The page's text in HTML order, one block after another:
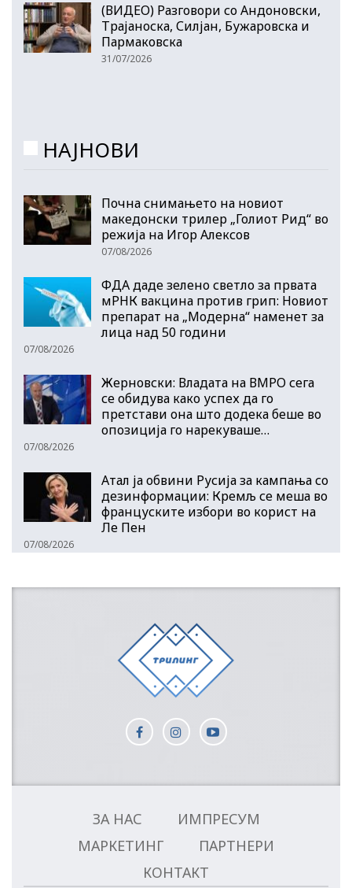
(ВИДЕО) Разговори со Андоновски,
Трајаноска, Силјан, Бужаровска и
Пармаковска
31/07/2026
НАЈНОВИ
Почна снимањето на новиот
македонски трилер „Голиот Рид“ во
режија на Игор Алексов
07/08/2026
ФДА даде зелено светло за првата
мРНК вакцина против грип: Новиот
препарат на „Модерна“ наменет за
лица над 50 години
07/08/2026
Жерновски: Владата на ВМРО сега
се обидува како успех да го
претстави она што додека беше во
опозиција го нарекуваше…
07/08/2026
Атал ја обвини Русија за кампања со
дезинформации: Кремљ се меша во
француските избори во корист на
Ле Пен
07/08/2026
ЗА НАС
ИМПРЕСУМ
МАРКЕТИНГ
ПАРТНЕРИ
КОНТАКТ